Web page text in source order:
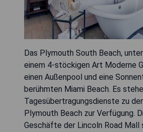
Das Plymouth South Beach,
einem 4-stöckigen Art Moderne
einen Außenpool und eine
berühmten Miami Beach. Es
Tagesübertragungsdienste zu
Plymouth Beach zur Verfügung.
Geschäfte der Lincoln Road Mall